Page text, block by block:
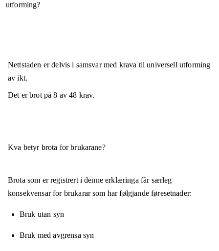
utforming?
Nettstaden erdelvis i samsvarmed krava til universell utforming
av ikt.
Det er brot på8 av48 krav.
Kva betyr brota for brukarane?
Brota som er registrert i denne erklæringa får særleg
konsekvensar for brukarar som har følgjande føresetnader:
Bruk utan syn
Bruk med avgrensa syn